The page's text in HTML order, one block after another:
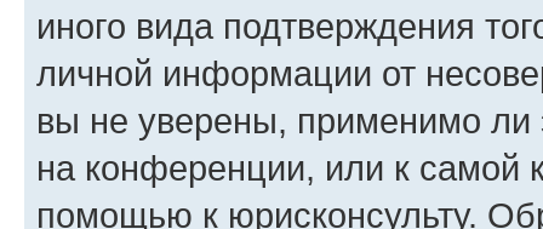
иного вида подтверждения
личной информации от
вы не уверены, применимо ли
на конференции, или к самой
помощью к юрисконсульту.